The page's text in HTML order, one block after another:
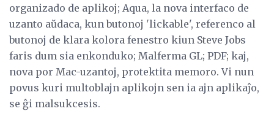
organizado de aplikoj; Aqua, la nova interfaco de
uzanto aŭdaca, kun butonoj 'lickable', referenco al
butonoj de klara kolora fenestro kiun Steve Jobs
faris dum sia enkonduko; Malferma GL; PDF; kaj,
nova por Mac-uzantoj, protektita memoro. Vi nun
povus kuri multoblajn aplikojn sen ia ajn aplikaĵo,
se ĝi malsukcesis.